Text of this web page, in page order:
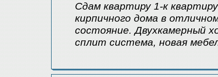
Сдам квартиру 1-к
кирпичного дома в
состояние. Двухкамерный
сплит система, новая